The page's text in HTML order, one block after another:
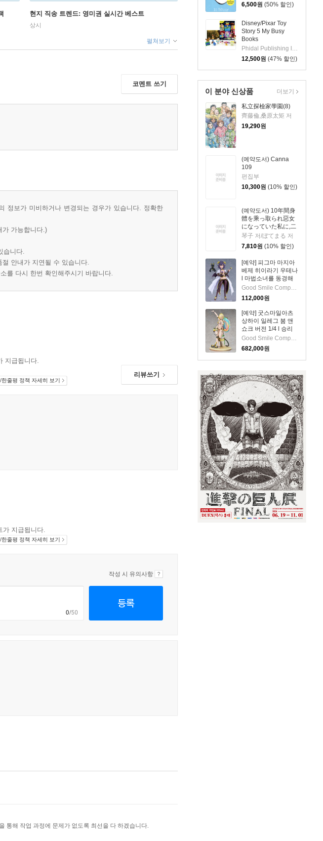
6,500원 (50% 할인)
Disney/Pixar Toy
Story 5 My Busy
Books
Phidal Publishing Inc.
12,500원 (47% 할인)
이 분야 신상품
私立探檢家學園(8)
齊藤倫,桑原太矩 저
19,290원
(예약도서) Canna
109
편집부
10,300원 (10% 할인)
(예약도서) 10年間身
體を乘っ取られ惡女
になっていた私に,二
度と顔を見せるなと
婚約破棄してきた騎
士樣が今日もすがっ
琴子 저/ぼてまる 저
7,810원 (10% 할인)
[예약] 피그마 마지아
베제 히이라기 우테나
l 마법소녀를 동경해
서
112,000원
[예약] 굿스마일아츠
상하이 일레그 붐 앤
쇼크 버전 1/4 l 승리
의여신 니케
Good Smile Company
682,000원
더보기
현지 직송 트렌드: 영미권 실시간 베스트
상시
펼쳐보기
코멘트 쓰기
정보가 미비하거나 변경되는 경우가 있습니다. 정확한
가 가능합니다.)
습니다.
안내가 지연될 수 있습니다.
를 다시 한번 확인해주시기 바랍니다.
지급됩니다.
한줄평 정책 자세히 보기
리뷰쓰기
가 지급됩니다.
한줄평 정책 자세히 보기
작성 시 유의사항
0/50
등록
통해 작업 과정에 문제가 없도록 최선을 다 하겠습니다.